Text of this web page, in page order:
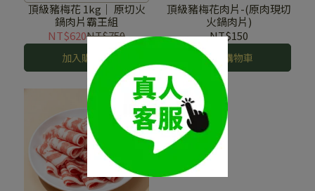
❤️
頂級豬梅花 1kg｜ 原切火
鍋肉片霸王組
NT$620NT$750
加入購物車
頂級豬梅花肉片-(原肉現切
火鍋肉片)
NT$150
加入購物車